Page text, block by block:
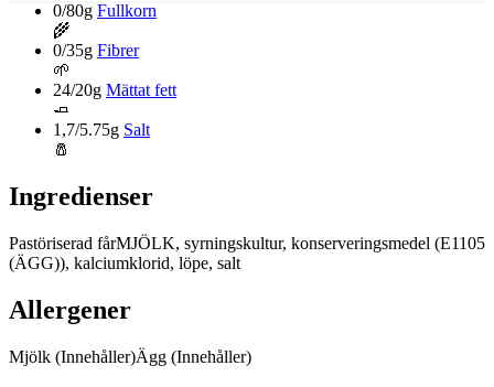
0/80g Fullkorn
🌾
0/35g Fibrer
🌱
24/20g Mättat fett
🧈
1,7/5.75g Salt
🧂
Ingredienser
Pastöriserad fårMJÖLK, syrningskultur, konserveringsmedel (E1105
(ÄGG)), kalciumklorid, löpe, salt
Allergener
Mjölk (Innehåller)Ägg (Innehåller)